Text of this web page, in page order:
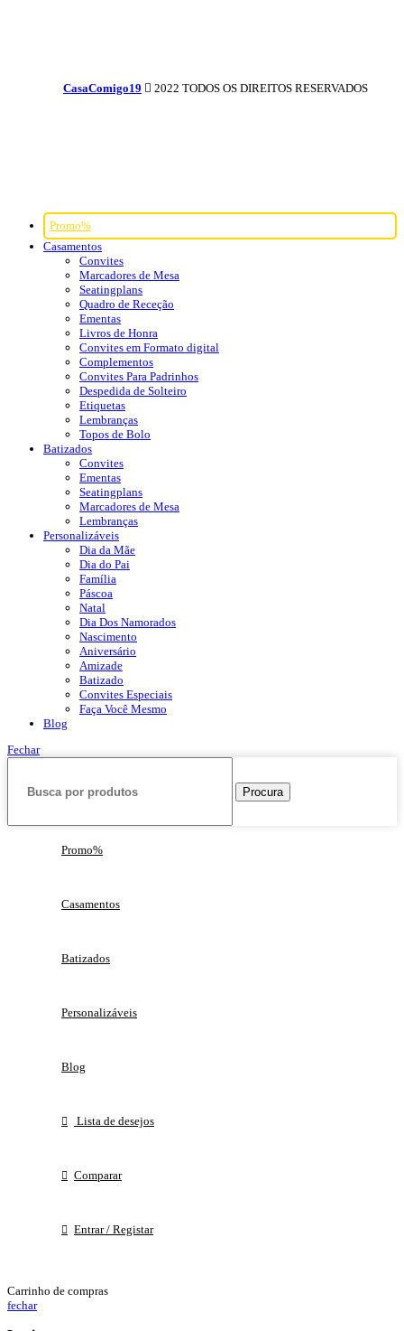
CasaComigo19 2022 TODOS OS DIREITOS RESERVADOS
Promo%
Casamentos
Convites
Marcadores de Mesa
Seatingplans
Quadro de Receção
Ementas
Livros de Honra
Convites em Formato digital
Complementos
Convites Para Padrinhos
Despedida de Solteiro
Etiquetas
Lembranças
Topos de Bolo
Batizados
Convites
Ementas
Seatingplans
Marcadores de Mesa
Lembranças
Personalizáveis
Dia da Mãe
Dia do Pai
Família
Páscoa
Natal
Dia Dos Namorados
Nascimento
Aniversário
Amizade
Batizado
Convites Especiais
Faça Você Mesmo
Blog
Fechar
Procura
Promo%
Casamentos
Batizados
Personalizáveis
Blog
Lista de desejos
Comparar
Entrar / Registar
Carrinho de compras
fechar